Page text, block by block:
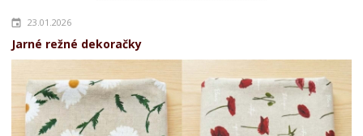
23.01.2026
Jarné režné dekoračky